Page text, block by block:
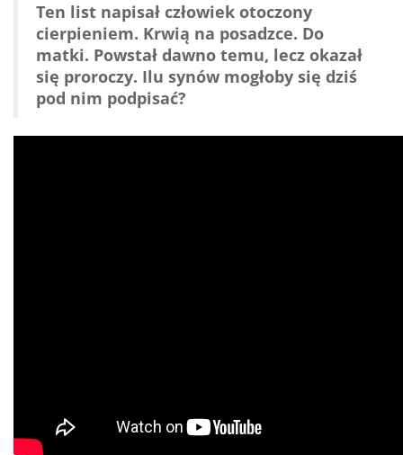
Ten list napisał człowiek otoczony
cierpieniem. Krwią na posadzce. Do
matki. Powstał dawno temu, lecz okazał
się proroczy. Ilu synów mogłoby się dziś
pod nim podpisać?